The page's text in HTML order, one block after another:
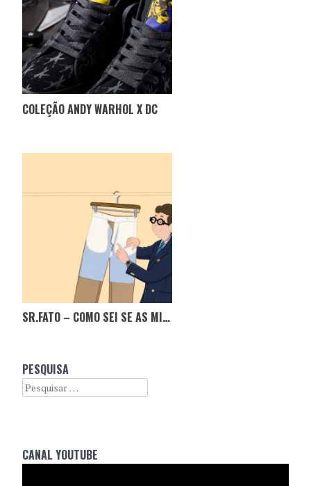
COLEÇÃO ANDY WARHOL X DC
SR.FATO – COMO SEI SE AS MINHAS CALÇAS SÃO DE QUALIDADE?
PESQUISA
Search
CANAL YOUTUBE